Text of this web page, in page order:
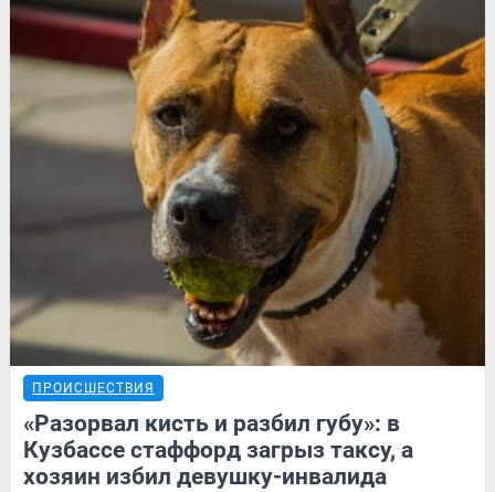
ПРОИСШЕСТВИЯ
«Разорвал кисть и разбил губу»: в
Кузбассе стаффорд загрыз таксу, а
хозяин избил девушку-инвалида